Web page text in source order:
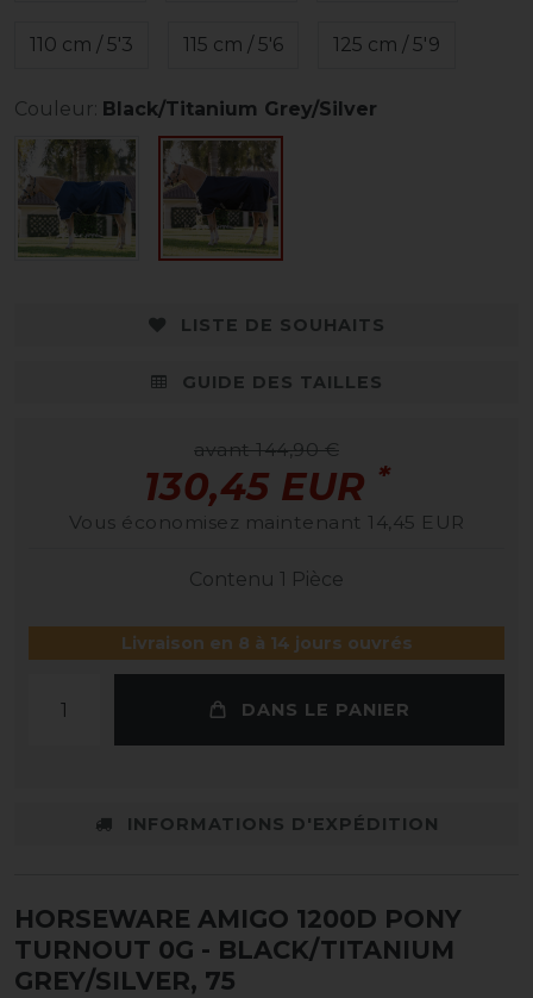
110 cm / 5'3 115 cm / 5'6 125 cm / 5'9
Couleur: Black/Titanium Grey/Silver
LISTE DE SOUHAITS
GUIDE DES TAILLES
avant 144,90 €
130,45 EUR *
Vous économisez maintenant 14,45 EUR
Contenu 1 Pièce
Livraison en 8 à 14 jours ouvrés
DANS LE PANIER
INFORMATIONS D'EXPÉDITION
HORSEWARE AMIGO 1200D PONY
TURNOUT 0G - BLACK/TITANIUM
GREY/SILVER, 75